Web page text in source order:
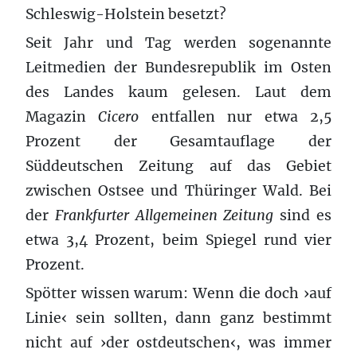
Schleswig-Holstein besetzt?
Seit Jahr und Tag werden sogenannte
Leitmedien der Bundesrepublik im Osten
des Landes kaum gelesen. Laut dem
MagazinCicero entfallen nur etwa 2,5
Prozent der Gesamtauflage der
Süddeutschen Zeitung auf das Gebiet
zwischen Ostsee und Thüringer Wald. Bei
der Frankfurter Allgemeinen Zeitung sind es
etwa 3,4 Prozent, beim Spiegel rund vier
Prozent.
Spötter wissen warum: Wenn die doch ›auf
Linie‹ sein sollten, dann ganz bestimmt
nicht auf ›der ostdeutschen‹, was immer